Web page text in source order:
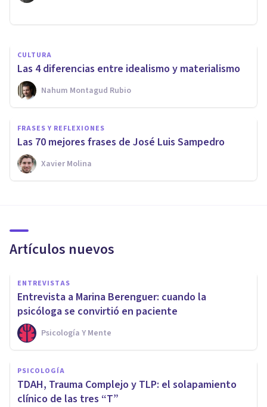
CULTURA
Las 4 diferencias entre idealismo y materialismo
Nahum Montagud Rubio
FRASES Y REFLEXIONES
Las 70 mejores frases de José Luis Sampedro
Xavier Molina
Artículos nuevos
ENTREVISTAS
Entrevista a Marina Berenguer: cuando la
psicóloga se convirtió en paciente
Psicología Y Mente
PSICOLOGÍA
TDAH, Trauma Complejo y TLP: el solapamiento
clínico de las tres “T”